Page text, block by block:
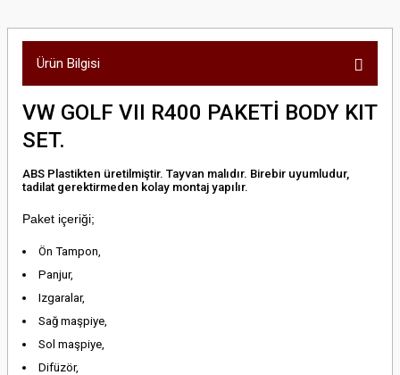
Ürün Bilgisi
VW GOLF VII R400 PAKETİ BODY KIT
SET.
ABS Plastikten üretilmiştir. Tayvan malıdır. Birebir uyumludur,
tadilat gerektirmeden kolay montaj yapılır.
Paket içeriği;
Ön Tampon,
Panjur,
Izgaralar,
Sağ maşpiye,
Sol maşpiye,
Difüzör,